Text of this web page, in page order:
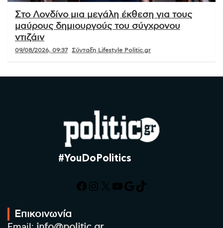
Στο Λονδίνο μια μεγάλη έκθεση για τους
μαύρους δημιουργούς του σύγχρονου
ντιζάιν
09/08/2026, 09:37 Σύνταξη Lifestyle Politic.gr
#YouDoPolitics
Facebook
Instagram
X YouTube
Google
TikTok
Επικοινωνία